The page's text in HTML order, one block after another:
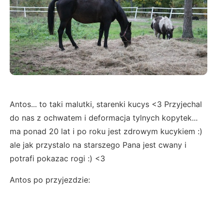
Antos... to taki malutki, starenki kucys <3 Przyjechal
do nas z ochwatem i deformacja tylnych kopytek...
ma ponad 20 lat i po roku jest zdrowym kucykiem :)
ale jak przystalo na starszego Pana jest cwany i
potrafi pokazac rogi :) <3
Antos po przyjezdzie: